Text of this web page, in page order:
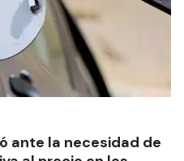
ante la necesidad de